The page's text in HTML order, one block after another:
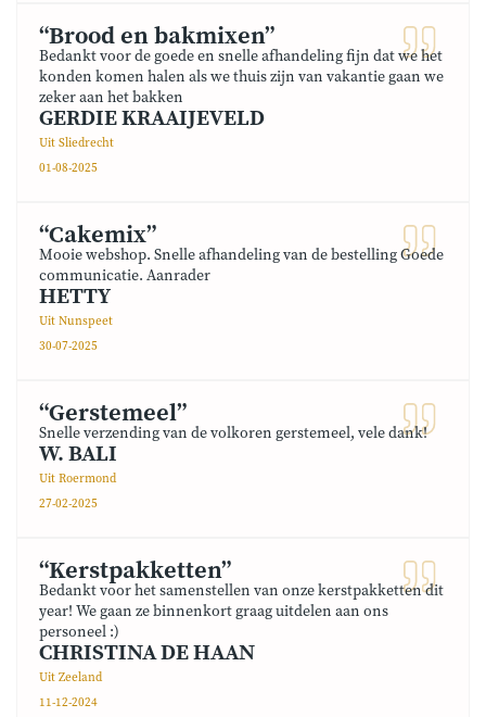
“Brood en bakmixen”
Bedankt voor de goede en snelle afhandeling fijn dat we het
konden komen halen als we thuis zijn van vakantie gaan we
zeker aan het bakken
GERDIE KRAAIJEVELD
Uit Sliedrecht
01-08-2025
“Cakemix”
Mooie webshop. Snelle afhandeling van de bestelling Goede
communicatie. Aanrader
HETTY
Uit Nunspeet
30-07-2025
“Gerstemeel”
Snelle verzending van de volkoren gerstemeel, vele dank!
W. BALI
Uit Roermond
27-02-2025
“Kerstpakketten”
Bedankt voor het samenstellen van onze kerstpakketten dit
year! We gaan ze binnenkort graag uitdelen aan ons
personeel :)
CHRISTINA DE HAAN
Uit Zeeland
11-12-2024